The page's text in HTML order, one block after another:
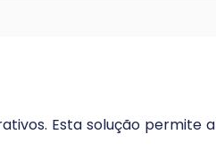
Esta solução permite a